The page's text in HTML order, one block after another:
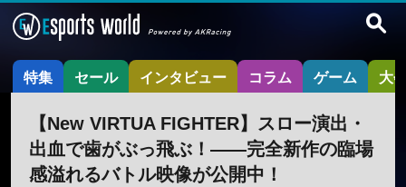
特集 セール インタビュー コラム ゲーム 大
【New VIRTUA FIGHTER】スロー演出・
出血で歯がぶっ飛ぶ！——完全新作の臨場
感溢れるバトル映像が公開中！